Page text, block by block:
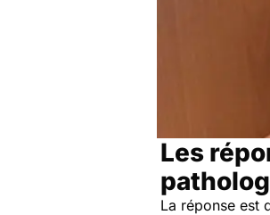
Les
La réponse est